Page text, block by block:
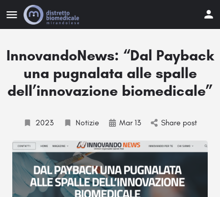
InnovandoNews: “Dal Payback
una pugnalata alle spalle
dell’innovazione biomedicale”
2023 Notizie Mar 13 Share post